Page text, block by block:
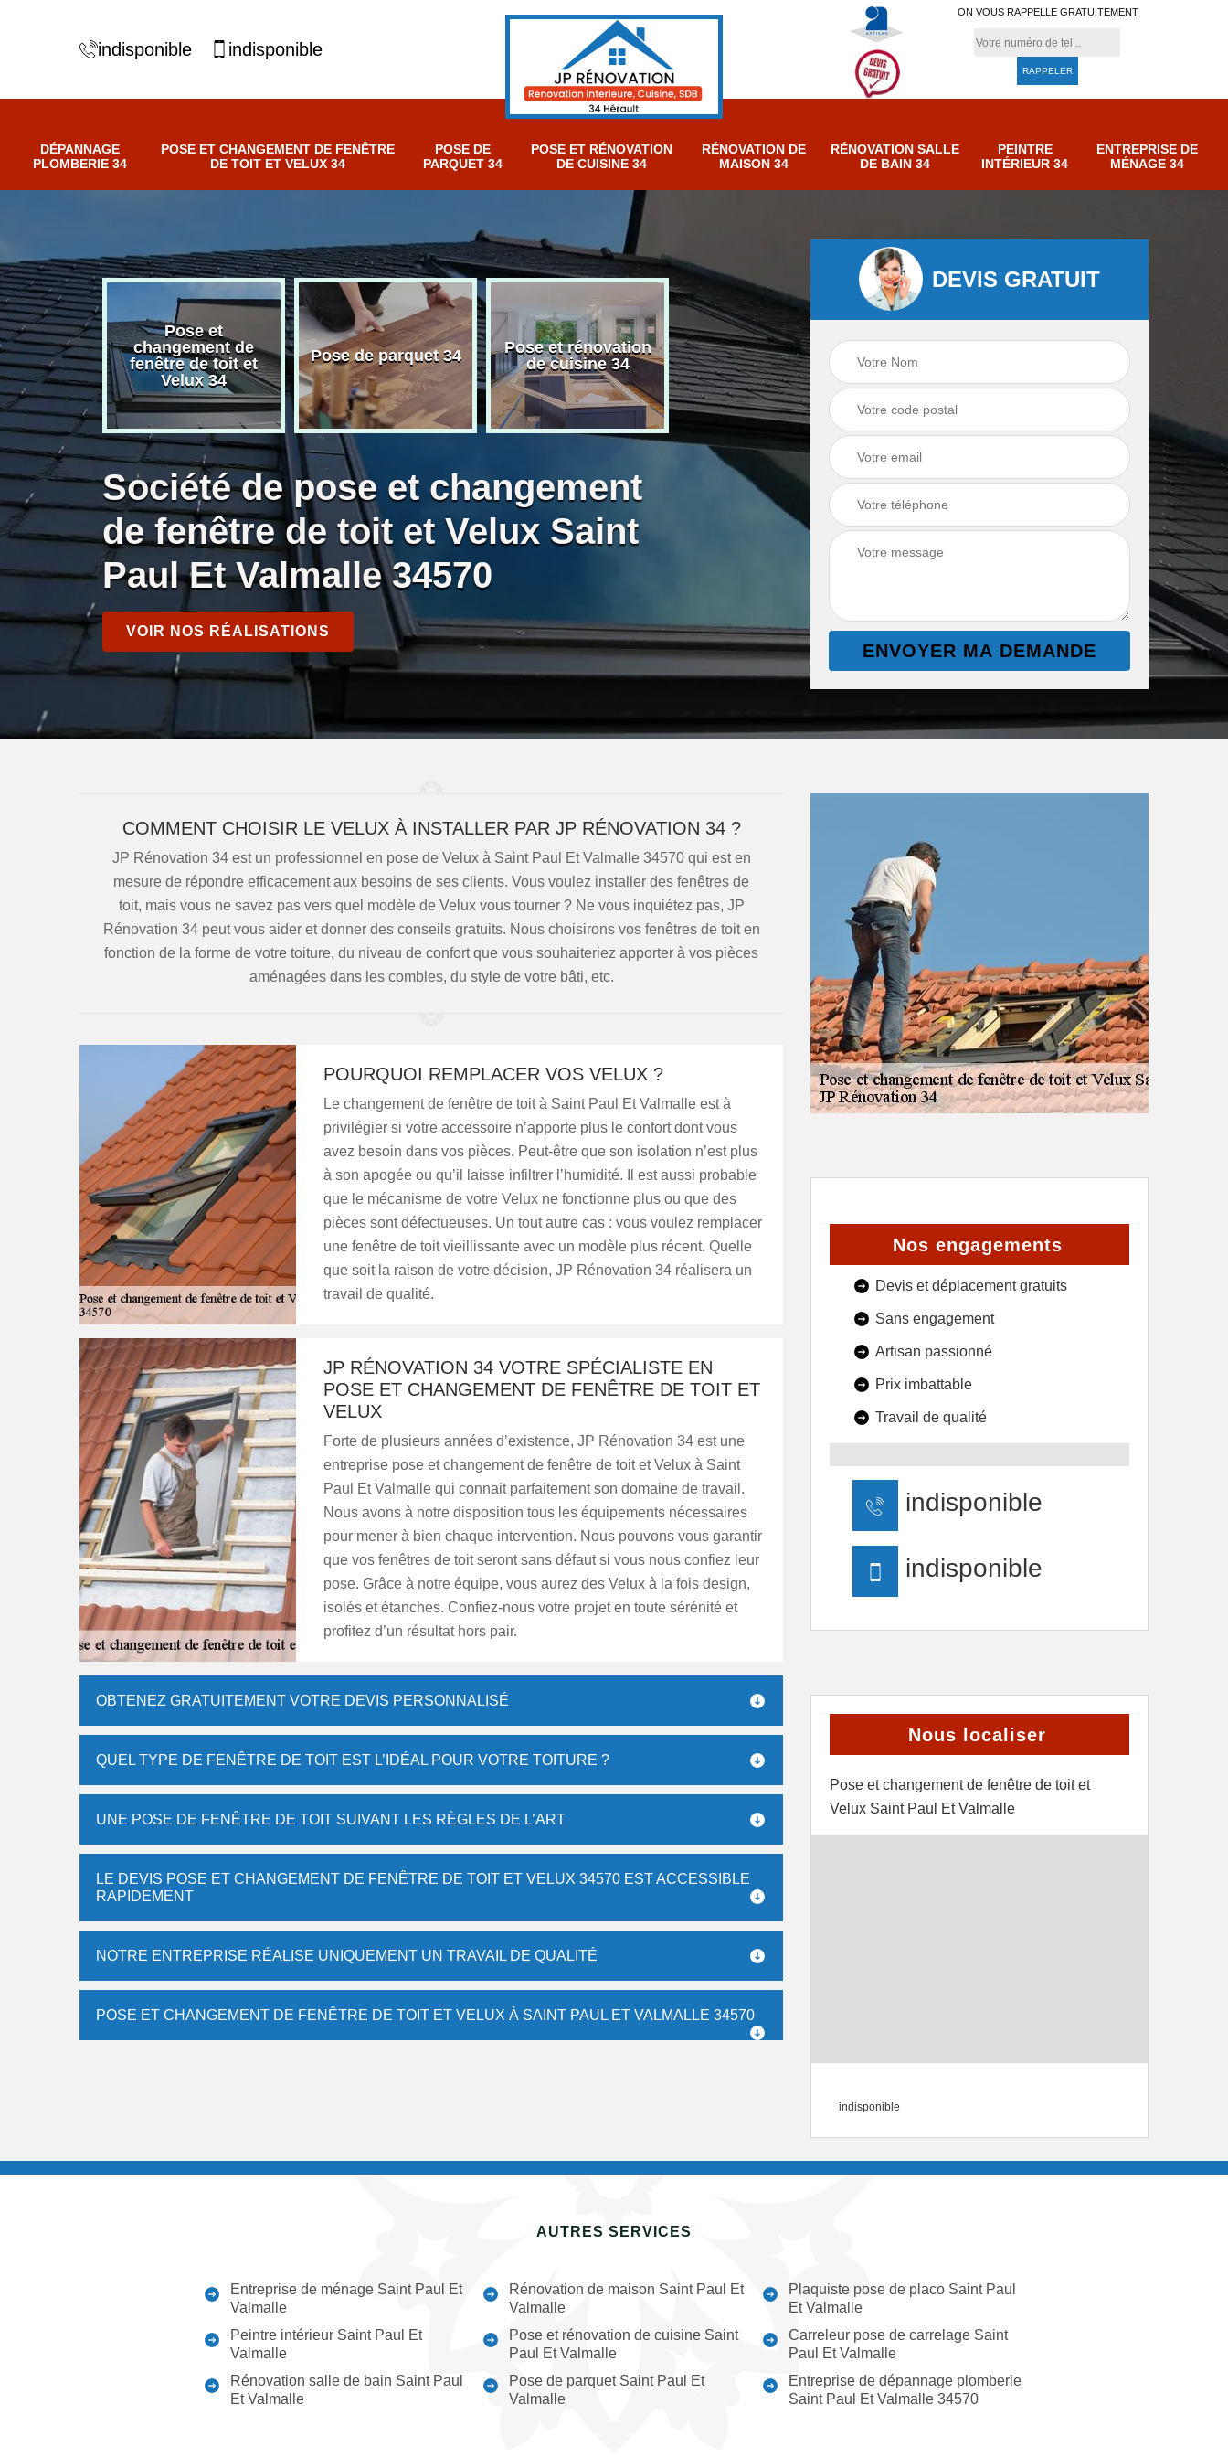
indisponible indisponible
ON VOUS RAPPELLE GRATUITEMENT
DÉPANNAGE
PLOMBERIE 34
POSE ET CHANGEMENT DE FENÊTRE
DE TOIT ET VELUX 34
POSE DE
PARQUET 34
POSE ET RÉNOVATION
DE CUISINE 34
RÉNOVATION DE
MAISON 34
RÉNOVATION SALLE
DE BAIN 34
PEINTRE
INTÉRIEUR 34
ENTREPRISE DE
MÉNAGE 34
34
Pose et
changement de
fenêtre de toit et
Velux 34
Pose de parquet 34
Pose et rénovation
de cuisine 34
Rénovation salle de
bain 34
Peintre intérieur 34
Entreprise de
ménage 34
Société de pose et changement
de fenêtre de toit et Velux Saint
Paul Et Valmalle 34570
VOIR NOS RÉALISATIONS
DEVIS GRATUIT
COMMENT CHOISIR LE VELUX À INSTALLER PAR JP RÉNOVATION 34 ?
JP Rénovation 34 est un professionnel en pose de Velux à Saint Paul Et Valmalle 34570 qui est en
mesure de répondre efficacement aux besoins de ses clients. Vous voulez installer des fenêtres de
toit, mais vous ne savez pas vers quel modèle de Velux vous tourner ? Ne vous inquiétez pas, JP
Rénovation 34 peut vous aider et donner des conseils gratuits. Nous choisirons vos fenêtres de toit en
fonction de la forme de votre toiture, du niveau de confort que vous souhaiteriez apporter à vos pièces
aménagées dans les combles, du style de votre bâti, etc.
POURQUOI REMPLACER VOS VELUX ?
Le changement de fenêtre de toit à Saint Paul Et Valmalle est à
privilégier si votre accessoire n’apporte plus le confort dont vous
avez besoin dans vos pièces. Peut-être que son isolation n’est plus
à son apogée ou qu’il laisse infiltrer l’humidité. Il est aussi probable
que le mécanisme de votre Velux ne fonctionne plus ou que des
pièces sont défectueuses. Un tout autre cas : vous voulez remplacer
une fenêtre de toit vieillissante avec un modèle plus récent. Quelle
que soit la raison de votre décision, JP Rénovation 34 réalisera un
travail de qualité.
JP RÉNOVATION 34 VOTRE SPÉCIALISTE EN
POSE ET CHANGEMENT DE FENÊTRE DE TOIT ET
VELUX
Forte de plusieurs années d’existence, JP Rénovation 34 est une
entreprise pose et changement de fenêtre de toit et Velux à Saint
Paul Et Valmalle qui connait parfaitement son domaine de travail.
Nous avons à notre disposition tous les équipements nécessaires
pour mener à bien chaque intervention. Nous pouvons vous garantir
que vos fenêtres de toit seront sans défaut si vous nous confiez leur
pose. Grâce à notre équipe, vous aurez des Velux à la fois design,
isolés et étanches. Confiez-nous votre projet en toute sérénité et
profitez d’un résultat hors pair.
OBTENEZ GRATUITEMENT VOTRE DEVIS PERSONNALISÉ
QUEL TYPE DE FENÊTRE DE TOIT EST L’IDÉAL POUR VOTRE TOITURE ?
UNE POSE DE FENÊTRE DE TOIT SUIVANT LES RÈGLES DE L’ART
LE DEVIS POSE ET CHANGEMENT DE FENÊTRE DE TOIT ET VELUX 34570 EST ACCESSIBLE
RAPIDEMENT
NOTRE ENTREPRISE RÉALISE UNIQUEMENT UN TRAVAIL DE QUALITÉ
POSE ET CHANGEMENT DE FENÊTRE DE TOIT ET VELUX À SAINT PAUL ET VALMALLE 34570
Nos engagements
Devis et déplacement gratuits
Sans engagement
Artisan passionné
Prix imbattable
Travail de qualité
indisponible
indisponible
Nous localiser
Pose et changement de fenêtre de toit et
Velux Saint Paul Et Valmalle
indisponible
AUTRES SERVICES
Entreprise de ménage Saint Paul Et
Valmalle
Peintre intérieur Saint Paul Et
Valmalle
Rénovation salle de bain Saint Paul
Et Valmalle
Rénovation de maison Saint Paul Et
Valmalle
Pose et rénovation de cuisine Saint
Paul Et Valmalle
Pose de parquet Saint Paul Et
Valmalle
Plaquiste pose de placo Saint Paul
Et Valmalle
Carreleur pose de carrelage Saint
Paul Et Valmalle
Entreprise de dépannage plomberie
Saint Paul Et Valmalle 34570